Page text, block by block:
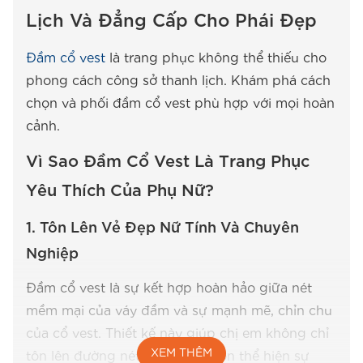
Lịch Và Đẳng Cấp Cho Phái Đẹp
Đầm cổ vest là trang phục không thể thiếu cho
phong cách công sở thanh lịch. Khám phá cách
chọn và phối đầm cổ vest phù hợp với mọi hoàn
cảnh.
Vì Sao Đầm Cổ Vest Là Trang Phục
Yêu Thích Của Phụ Nữ?
1. Tôn Lên Vẻ Đẹp Nữ Tính Và Chuyên
Nghiệp
Đầm cổ vest là sự kết hợp hoàn hảo giữa nét
mềm mại của váy đầm và sự mạnh mẽ, chỉn chu
của cổ vest. Thiết kế này giúp chị em không chỉ
tôn lên đường nét cơ thể mà còn thể hiện sự
XEM THÊM